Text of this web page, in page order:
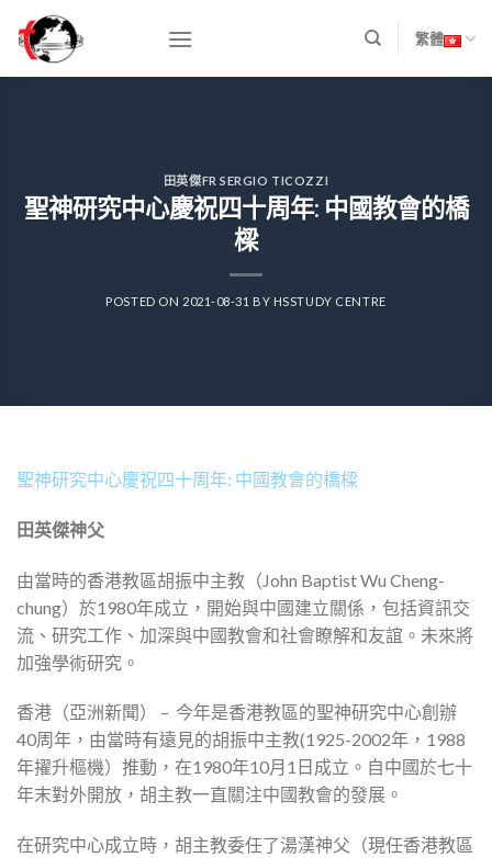
content
繁體
田英傑FR SERGIO TICOZZI
聖神研究中心慶祝四十周年: 中國教會的橋
樑
POSTED ON 2021-08-31 BY HSSTUDY CENTRE
聖神研究中心慶祝四十周年: 中國教會的橋樑
田英傑神父
由當時的香港教區胡振中主教（John Baptist Wu Cheng-
chung）於1980年成立，開始與中國建立關係，包括資訊交
流、研究工作、加深與中國教會和社會瞭解和友誼。未來將
加強學術研究。
香港（亞洲新聞） – 今年是香港教區的聖神研究中心創辦
40周年，由當時有遠見的胡振中主教(1925-2002年，1988
年擢升樞機）推動，在1980年10月1日成立。自中國於七十
年末對外開放，胡主教一直關注中國教會的發展。
在研究中心成立時，胡主教委任了湯漢神父（現任香港教區